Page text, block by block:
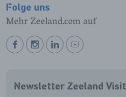
Folge uns
Mehr Zeeland.com auf
BEKIJK
PAGINA
BEKIJK
PAGINA
BEKIJK
PAGINA
BEKIJK
PAGINA
Newsletter Zeeland Visit